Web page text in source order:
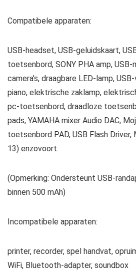
Compatibele apparaten:
USB-headset, USB-geluidskaart,
toetsenbord, SONY PHA amp,
camera’s, draagbare LED-lamp,
piano, elektrische zaklamp,
pc-toetsenbord, draadloze
pads, YAMAHA mixer Audio DAC,
toetsenbord PAD, USB Flash Driver,
13) enzovoort.
(Opmerking: Ondersteunt USB-
binnen 500 mAh)
Incompatibele apparaten:
printer, recorder, spel handvat,
WiFi, Bluetooth-adapter, soundbox